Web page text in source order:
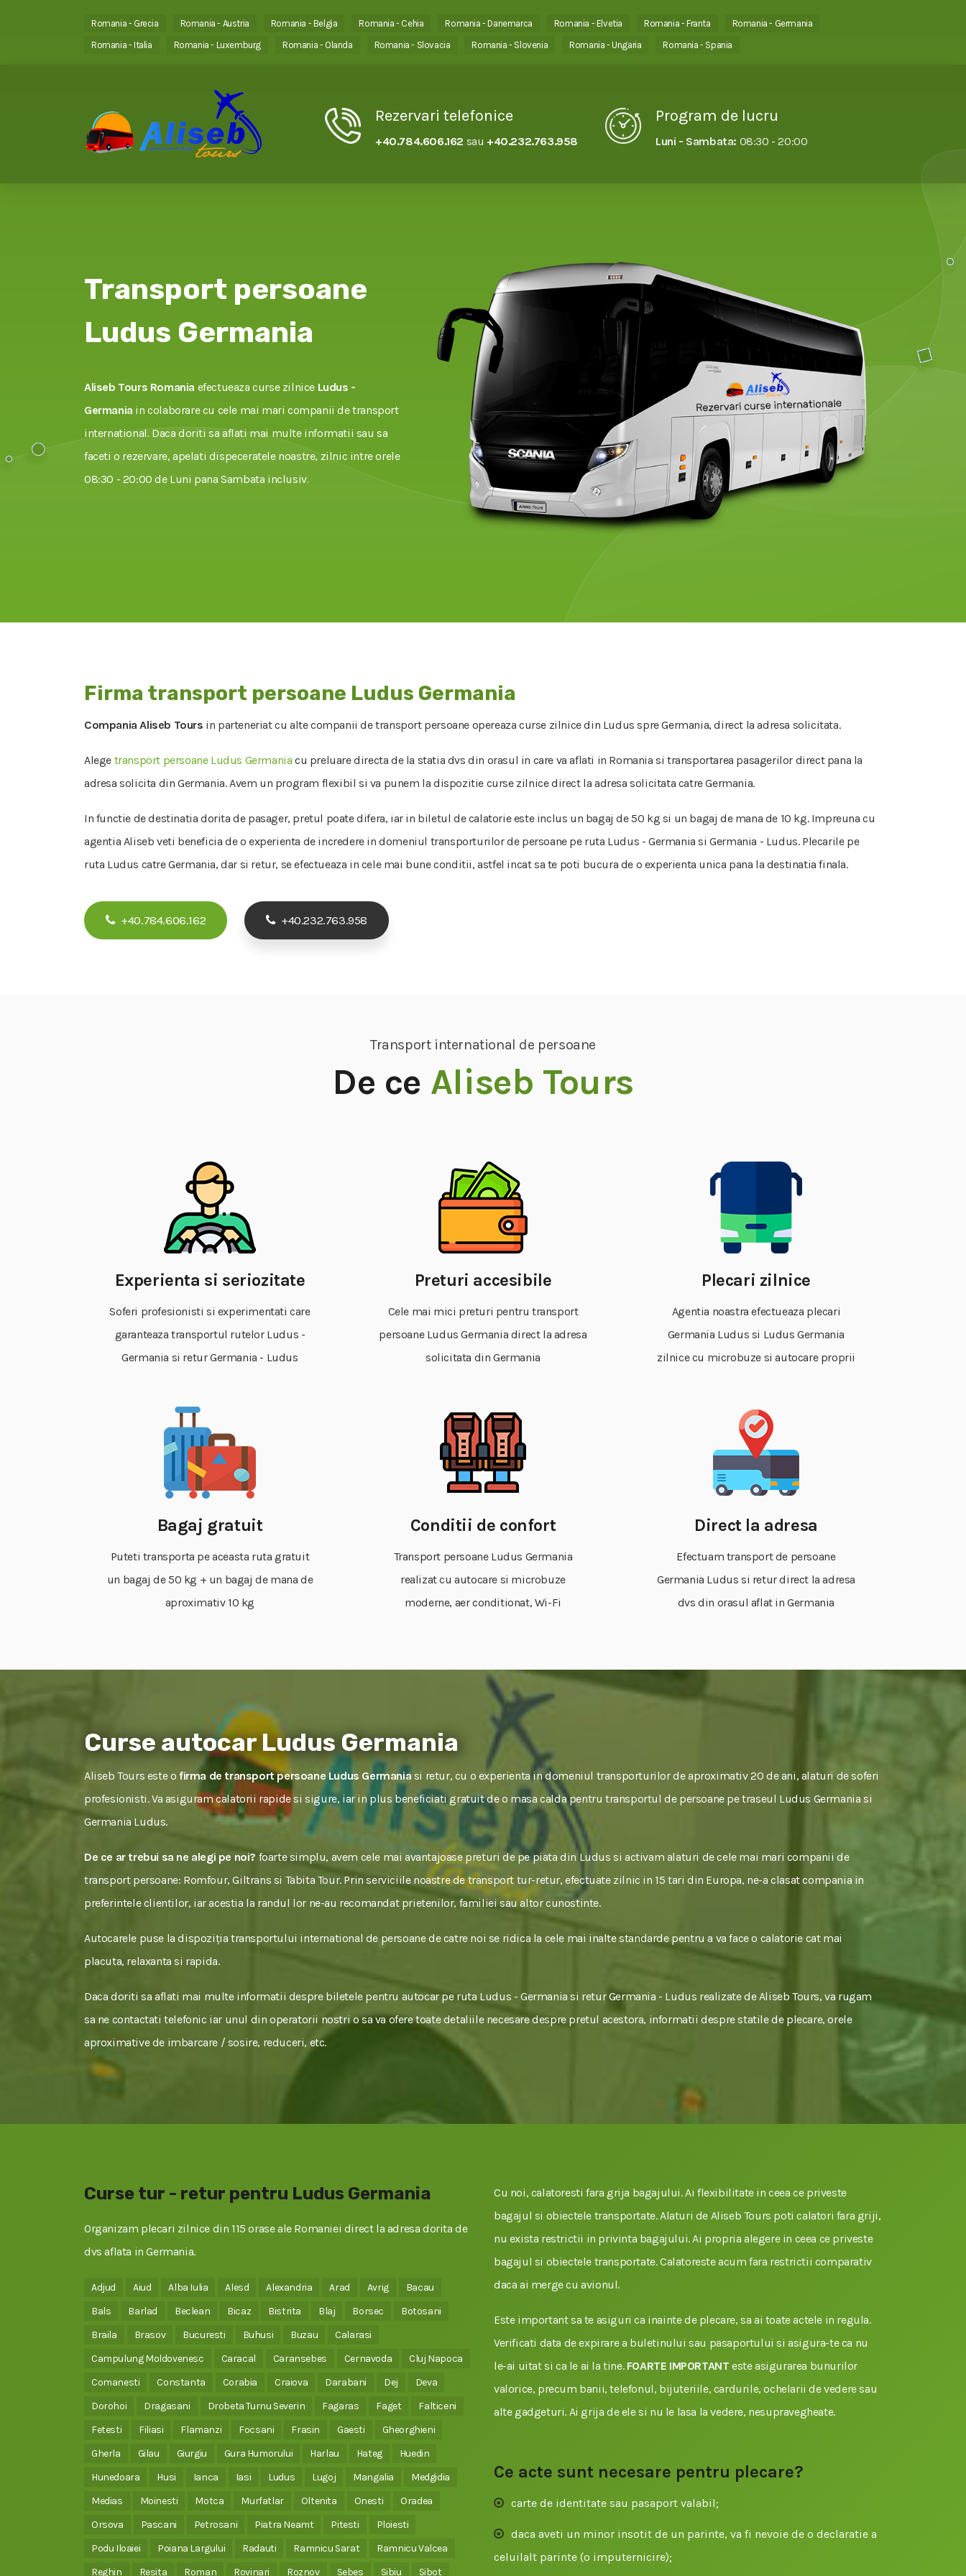
Romania - Grecia Romania - Austria Romania - Belgia Romania - Cehia Romania - Danemarca Romania - Elvetia Romania - Franta
Romania - Germania
Romania - Italia
Romania - Luxemburg Romania - Olanda Romania - Slovacia Romania - Slovenia Romania - Ungaria Romania - Spania
Rezervari telefonice
+40.784.606.162 sau +40.232.763.958
Program de lucru
Luni - Sambata: 08:30 - 20:00
Transport persoane
Ludus Germania
Aliseb Tours Romania efectueaza curse zilnice Ludus -
Germania in colaborare cu cele mai mari companii de transport
international. Daca doriti sa aflati mai multe informatii sau sa
faceti o rezervare, apelati dispeceratele noastre, zilnic intre orele
08:30 - 20:00 de Luni pana Sambata inclusiv.
Firma transport persoane Ludus Germania
Compania Aliseb Tours in parteneriat cu alte companii de transport persoane opereaza curse zilnice din Ludus spre Germania, direct la adresa solicitata.
Alege transport persoane Ludus Germania cu preluare directa de la statia dvs din orasul in care va aflati in Romania si transportarea pasagerilor direct pana la
adresa solicita din Germania. Avem un program flexibil si va punem la dispozitie curse zilnice direct la adresa solicitata catre Germania.
In functie de destinatia dorita de pasager, pretul poate difera, iar in biletul de calatorie este inclus un bagaj de 50 kg si un bagaj de mana de 10 kg. Impreuna cu
agentia Aliseb veti beneficia de o experienta de incredere in domeniul transporturilor de persoane pe ruta Ludus - Germania si Germania - Ludus. Plecarile pe
ruta Ludus catre Germania, dar si retur, se efectueaza in cele mai bune conditii, astfel incat sa te poti bucura de o experienta unica pana la destinatia finala.
+40.784.606.162 +40.232.763.958
Transport international de persoane
De ce Aliseb Tours
Experienta si seriozitate
Soferi profesionisti si experimentati care
garanteaza transportul rutelor Ludus -
Germania si retur Germania - Ludus
Preturi accesibile
Cele mai mici preturi pentru transport
persoane Ludus Germania direct la adresa
solicitata din Germania
Plecari zilnice
Agentia noastra efectueaza plecari
Germania Ludus si Ludus Germania
zilnice cu microbuze si autocare proprii
Bagaj gratuit
Puteti transporta pe aceasta ruta gratuit
un bagaj de 50 kg + un bagaj de mana de
aproximativ 10 kg
Conditii de confort
Transport persoane Ludus Germania
realizat cu autocare si microbuze
moderne, aer conditionat, Wi-Fi
Direct la adresa
Efectuam transport de persoane
Germania Ludus si retur direct la adresa
dvs din orasul aflat in Germania
Curse autocar Ludus Germania
Aliseb Tours este o firma de transport persoane Ludus Germania si retur, cu o experienta in domeniul transporturilor de aproximativ 20 de ani, alaturi de soferi
profesionisti. Va asiguram calatorii rapide si sigure, iar in plus beneficiati gratuit de o masa calda pentru transportul de persoane pe traseul Ludus Germania si
Germania Ludus.
De ce ar trebui sa ne alegi pe noi? foarte simplu, avem cele mai avantajoase preturi de pe piata din Ludus si activam alaturi de cele mai mari companii de
transport persoane: Romfour, Giltrans si Tabita Tour. Prin serviciile noastre de transport tur-retur, efectuate zilnic in 15 tari din Europa, ne-a clasat compania in
preferintele clientilor, iar acestia la randul lor ne-au recomandat prietenilor, familiei sau altor cunostinte.
Autocarele puse la dispoziția transportului international de persoane de catre noi se ridica la cele mai inalte standarde pentru a va face o calatorie cat mai
placuta, relaxanta si rapida.
Daca doriti sa aflati mai multe informatii despre biletele pentru autocar pe ruta Ludus - Germania si retur Germania - Ludus realizate de Aliseb Tours, va rugam
sa ne contactati telefonic iar unul din operatorii nostri o sa va ofere toate detaliile necesare despre pretul acestora, informatii despre statile de plecare, orele
aproximative de imbarcare / sosire, reduceri, etc.
Curse tur - retur pentru Ludus Germania
Organizam plecari zilnice din 115 orase ale Romaniei direct la adresa dorita de
dvs aflata in Germania.
Adjud Aiud Alba Iulia Alesd Alexandria Arad Avrig
Bacau
Bals
Barlad Beclean Bicaz Bistrita Blaj Borsec
Botosani
Braila
Brasov Bucuresti Buhusi Buzau
Calarasi
Campulung Moldovenesc
Caracal Caransebes Cernavoda
Cluj Napoca
Comanesti
Constanta Corabia Craiova Darabani Dej
Deva
Dorohoi
Dragasani Drobeta Turnu Severin Fagaras Faget
Falticeni
Fetesti
Filiasi Flamanzi Focsani Frasin Gaesti
Gheorghieni
Gherla
Gilau Giurgiu Gura Humorului Harlau Hateg
Huedin
Hunedoara
Husi Ianca Iasi Ludus Lugoj Mangalia
Medgidia
Medias
Moinesti Motca Murfatlar Oltenita Onesti
Oradea
Orsova
Pascani Petrosani Piatra Neamt Pitesti
Ploiesti
Podu Iloaiei
Poiana Largului Radauti Ramnicu Sarat
Ramnicu Valcea
Reghin
Resita Roman Rovinari Roznov Sebes Sibiu Sibot
Cu noi, calatoresti fara grija bagajului. Ai flexibilitate in ceea ce priveste
bagajul si obiectele transportate. Alaturi de Aliseb Tours poti calatori fara griji,
nu exista restrictii in privinta bagajului. Ai propria alegere in ceea ce priveste
bagajul si obiectele transportate. Calatoreste acum fara restrictii comparativ
daca ai merge cu avionul.
Este important sa te asiguri ca inainte de plecare, sa ai toate actele in regula.
Verificati data de expirare a buletinului sau pasaportului si asigura-te ca nu
le-ai uitat si ca le ai la tine. FOARTE IMPORTANT este asigurarea bunurilor
valorice, precum banii, telefonul, bijuteriile, cardurile, ochelarii de vedere sau
alte gadgeturi. Ai grija de ele si nu le lasa la vedere, nesupravegheate.
Ce acte sunt necesare pentru plecare?
carte de identitate sau pasaport valabil;
daca aveti un minor insotit de un parinte, va fi nevoie de o declaratie a
celuilalt parinte (o imputernicire);